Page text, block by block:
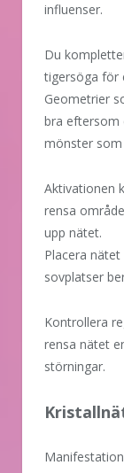
influenser.
Du
tigersöga för
Geometrier
bra eftersom
mönster som
Aktivationen
rensa
upp nätet.
Placera
sovplatser
Kontrollera
rensa nätet
störningar.